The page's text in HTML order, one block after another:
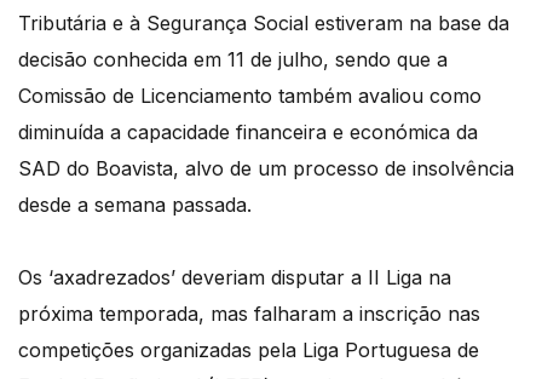
Tributária e à Segurança Social estiveram na base da
decisão conhecida em 11 de julho, sendo que a
Comissão de Licenciamento também avaliou como
diminuída a capacidade financeira e económica da
SAD do Boavista, alvo de um processo de insolvência
desde a semana passada.
Os ‘axadrezados’ deveriam disputar a II Liga na
próxima temporada, mas falharam a inscrição nas
competições organizadas pela Liga Portuguesa de